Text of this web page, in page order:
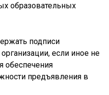
образовательных
подписи
если иное не
обеспечения
предъявления в